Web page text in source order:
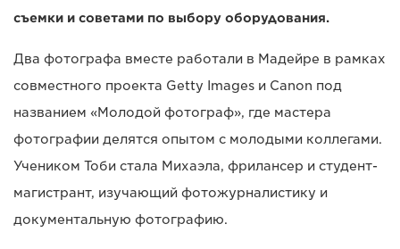
съемки и советами по выбору оборудования.
Два фотографа вместе работали в Мадейре в рамках
совместного проекта Getty Images и Canon под
названием «Молодой фотограф», где мастера
фотографии делятся опытом с молодыми коллегами.
Учеником Тоби стала Михаэла, фрилансер и студент-
магистрант, изучающий фотожурналистику и
документальную фотографию.